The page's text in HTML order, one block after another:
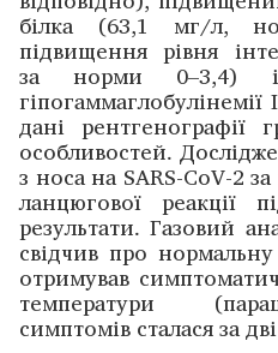
білка (63,1 мг/л,
підвищення ­рівня
за норми 0–3,4) і
дані рентгено­графії
особливостей.
з носа на SARS-CoV-2
ланцюгової реакції
результати. Газовий
свідчив про
отримував
температури
симптомів сталася за